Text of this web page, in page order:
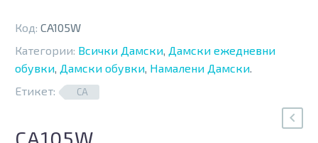
Код: CA105W
Категории: Всички Дамски, Дамски ежедневни
обувки, Дамски обувки, Намалени Дамски.
Етикет:
CA
CA105W